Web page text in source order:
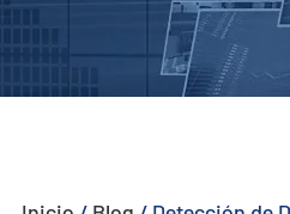
- - - ND-BU001 Sistema Estándar
- - - ND-BU002 Sistema Anti-
- - - ND-BU004 Sistema Anti-